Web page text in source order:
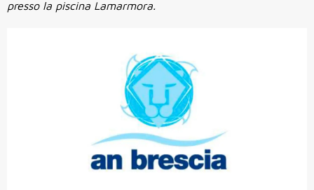
presso la piscina Lamarmora.